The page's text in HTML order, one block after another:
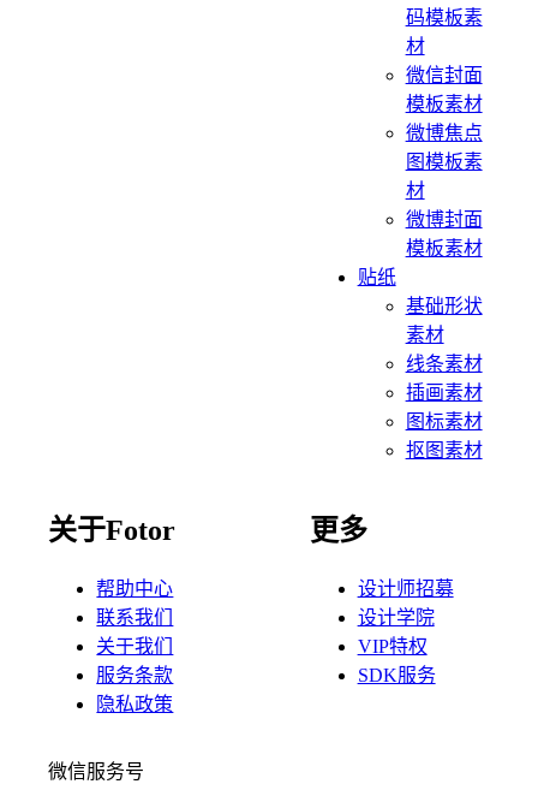
码模板素
材
微信封面
模板素材
微博焦点
图模板素
材
微博封面
模板素材
贴纸
基础形状
素材
线条素材
插画素材
图标素材
抠图素材
关于Fotor
帮助中心
联系我们
关于我们
服务条款
隐私政策
更多
设计师招募
设计学院
VIP特权
SDK服务
微信服务号